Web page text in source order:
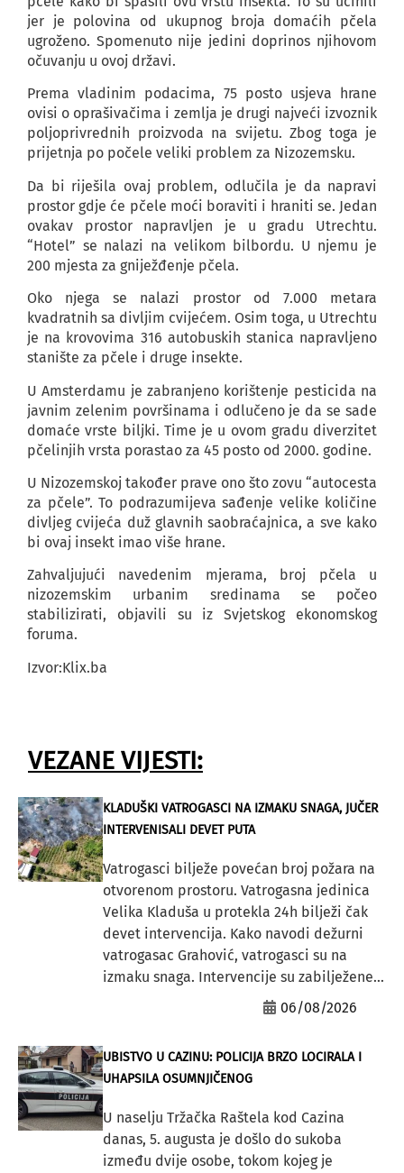
jer je polovina od ukupnog broja domaćih pčela
ugroženo. Spomenuto nije jedini doprinos njihovom
očuvanju u ovoj državi.
Prema vladinim podacima, 75 posto usjeva hrane
ovisi o oprašivačima i zemlja je drugi najveći izvoznik
poljoprivrednih proizvoda na svijetu. Zbog toga je
prijetnja po počele veliki problem za Nizozemsku.
Da bi riješila ovaj problem, odlučila je da napravi
prostor gdje će pčele moći boraviti i hraniti se. Jedan
ovakav prostor napravljen je u gradu Utrechtu.
“Hotel” se nalazi na velikom bilbordu. U njemu je
200 mjesta za gniježđenje pčela.
Oko njega se nalazi prostor od 7.000 metara
kvadratnih sa divljim cvijećem. Osim toga, u Utrechtu
je na krovovima 316 autobuskih stanica napravljeno
stanište za pčele i druge insekte.
U Amsterdamu je zabranjeno korištenje pesticida na
javnim zelenim površinama i odlučeno je da se sade
domaće vrste biljki. Time je u ovom gradu diverzitet
pčelinjih vrsta porastao za 45 posto od 2000. godine.
U Nizozemskoj također prave ono što zovu “autocesta
za pčele”. To podrazumijeva sađenje velike količine
divljeg cvijeća duž glavnih saobraćajnica, a sve kako
bi ovaj insekt imao više hrane.
Zahvaljujući navedenim mjerama, broj pčela u
nizozemskim urbanim sredinama se počeo
stabilizirati, objavili su iz Svjetskog ekonomskog
foruma.
Izvor:Klix.ba
VEZANE VIJESTI:
KLADUŠKI VATROGASCI NA IZMAKU SNAGA, JUČER
INTERVENISALI DEVET PUTA
Vatrogasci bilježe povećan broj požara na
otvorenom prostoru. Vatrogasna jedinica
Velika Kladuša u protekla 24h bilježi čak
devet intervencija. Kako navodi dežurni
vatrogasac Grahović, vatrogasci su na
izmaku snaga. Intervencije su zabilježene...
06/08/2026
UBISTVO U CAZINU: POLICIJA BRZO LOCIRALA I
UHAPSILA OSUMNJIČENOG
U naselju Tržačka Raštela kod Cazina
danas, 5. augusta je došlo do sukoba
između dvije osobe, tokom kojeg je